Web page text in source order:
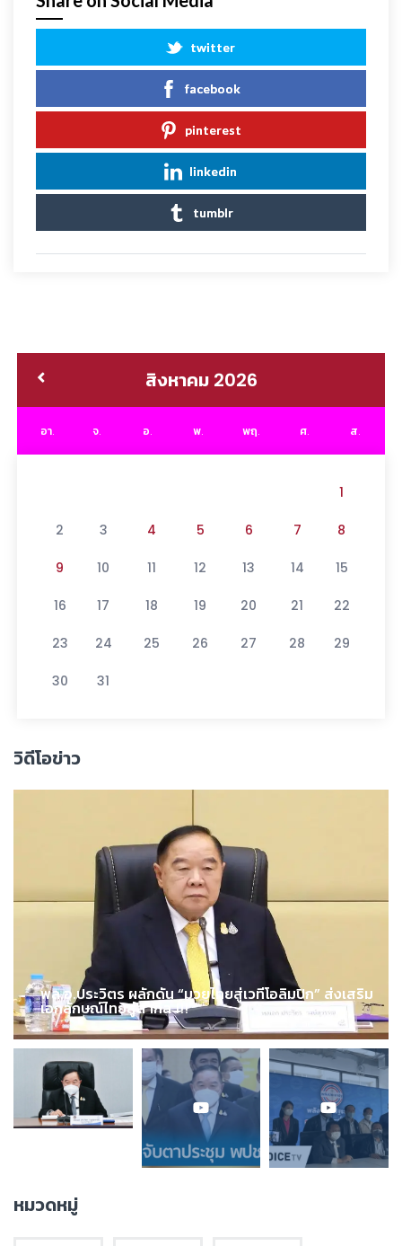
twitter
facebook
pinterest
linkedin
tumblr
สิงหาคม 2026
อา. จ. อ. พ. พฤ. ศ. ส.
1
2 3 4 5 6 7 8
9 10 11 12 13 14 15
16 17 18 19 20 21 22
23 24 25 26 27 28 29
30 31
วิดีโอข่าว
พล.อ.ประวิตร ผลักดัน “มวยไทยสู่เวทีโอลิมปิก” ส่งเสริม
เอกลักษณ์ไทยสู่สากล !!!
หมวดหมู่